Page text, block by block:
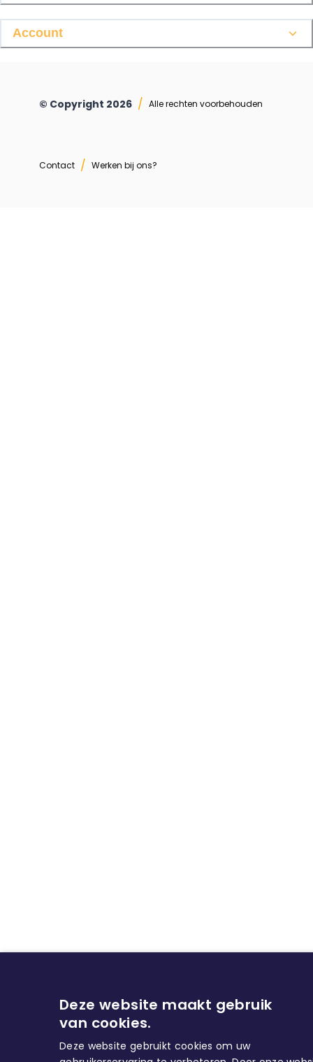
Account
© Copyright 2026 / Alle rechten voorbehouden
Contact / Werken bij ons?
Deze website maakt gebruik
van cookies.
Deze website gebruikt cookies om uw